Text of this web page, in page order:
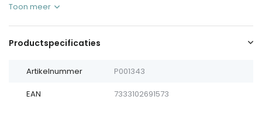
Toon meer
Productspecificaties
Artikelnummer P001343
EAN 7333102691573